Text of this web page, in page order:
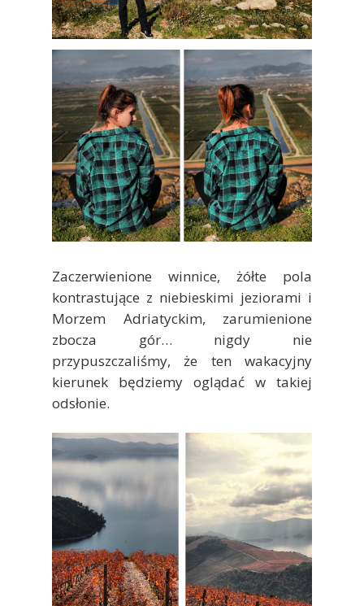
Zaczerwienione winnice, żółte pola
kontrastujące z niebieskimi jeziorami i
Morzem Adriatyckim, zarumienione
zbocza gór… nigdy nie
przypuszczaliśmy, że ten wakacyjny
kierunek będziemy oglądać w takiej
odsłonie.